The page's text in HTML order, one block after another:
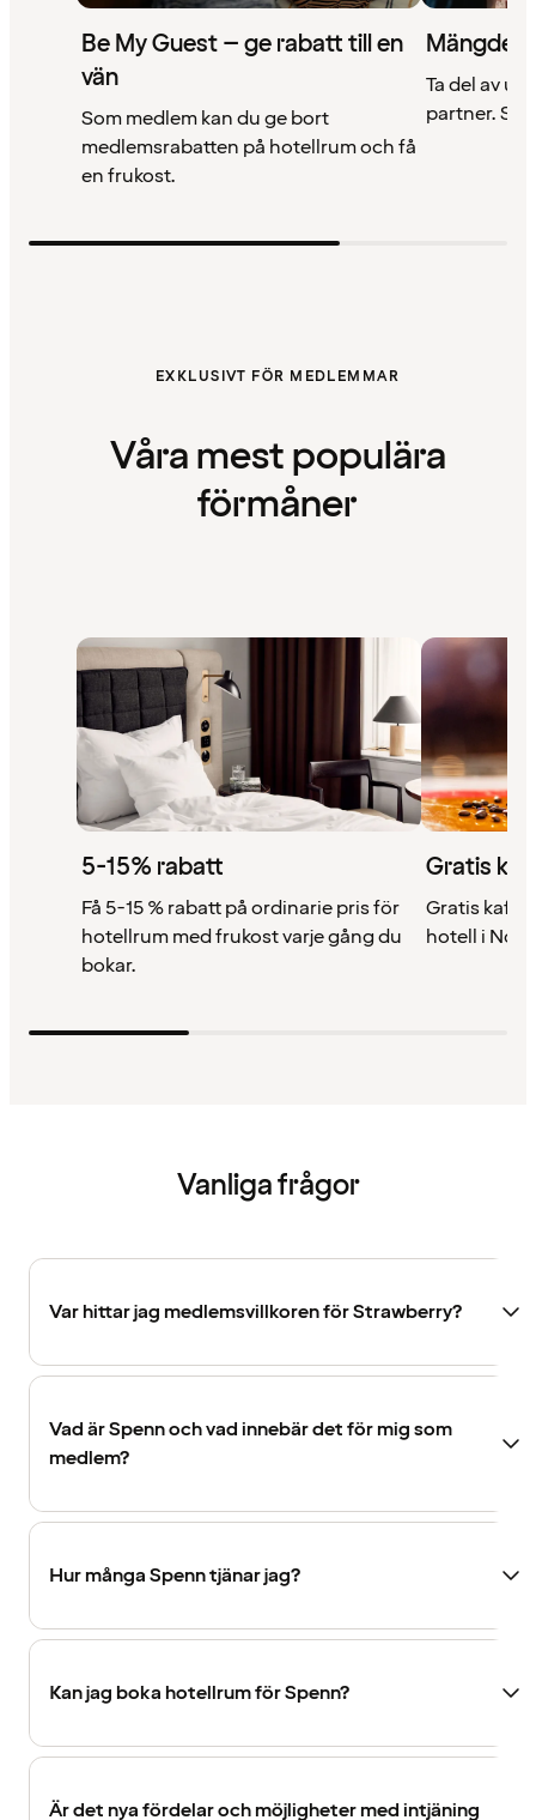
Be My Guest – ge rabatt till en
vän
Som medlem kan du ge bort
medlemsrabatten på hotellrum och få
en frukost.
Mängder
Ta del av
partner. Se
EXKLUSIVT FÖR MEDLEMMAR
Våra mest populära
förmåner
5-15% rabatt
Få 5-15 % rabatt på ordinarie pris för
hotellrum med frukost varje gång du
bokar.
Gratis
Gratis kaffe
hotell i
Vanliga frågor
Var hittar jag medlemsvillkoren för Strawberry?
Vad är Spenn och vad innebär det för mig som
medlem?
Hur många Spenn tjänar jag?
Kan jag boka hotellrum för Spenn?
Är det nya fördelar och möjligheter med intjäning